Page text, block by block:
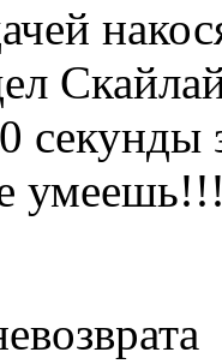
секунды